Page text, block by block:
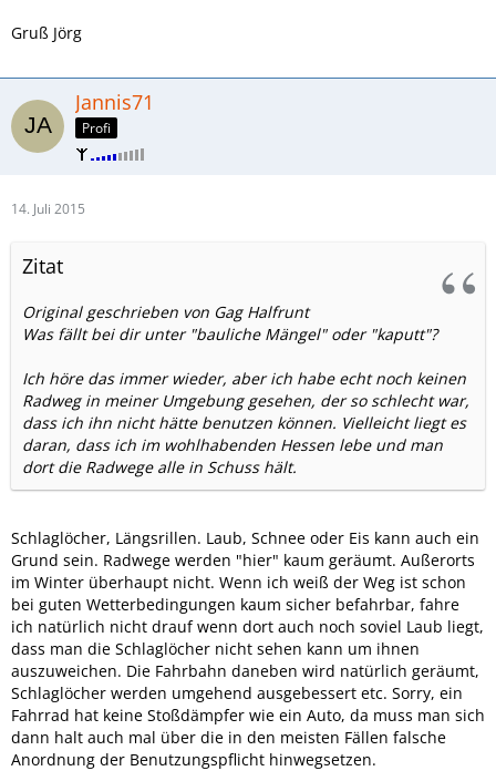
Gruß Jörg
Jannis71
Profi
14. Juli 2015
Zitat
Original geschrieben von Gag Halfrunt
Was fällt bei dir unter "bauliche Mängel" oder "kaputt"?
Ich höre das immer wieder, aber ich habe echt noch keinen
Radweg in meiner Umgebung gesehen, der so schlecht war,
dass ich ihn nicht hätte benutzen können. Vielleicht liegt es
daran, dass ich im wohlhabenden Hessen lebe und man
dort die Radwege alle in Schuss hält.
Schlaglöcher, Längsrillen. Laub, Schnee oder Eis kann auch ein
Grund sein. Radwege werden "hier" kaum geräumt. Außerorts
im Winter überhaupt nicht. Wenn ich weiß der Weg ist schon
bei guten Wetterbedingungen kaum sicher befahrbar, fahre
ich natürlich nicht drauf wenn dort auch noch soviel Laub liegt,
dass man die Schlaglöcher nicht sehen kann um ihnen
auszuweichen. Die Fahrbahn daneben wird natürlich geräumt,
Schlaglöcher werden umgehend ausgebessert etc. Sorry, ein
Fahrrad hat keine Stoßdämpfer wie ein Auto, da muss man sich
dann halt auch mal über die in den meisten Fällen falsche
Anordnung der Benutzungspflicht hinwegsetzen.